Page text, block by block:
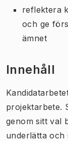
reflektera
och ge
ämnet
Innehåll
projektarbete.
genom sitt val
underlätta och